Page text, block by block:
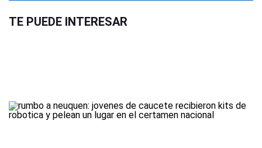
TE PUEDE INTERESAR